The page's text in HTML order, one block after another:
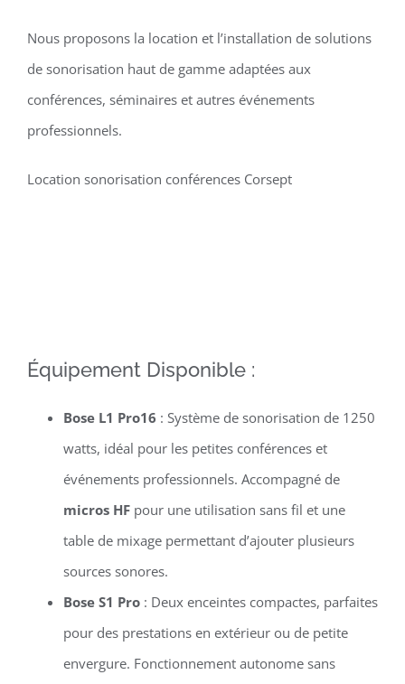
Nous proposons la location et l’installation de solutions
de sonorisation haut de gamme adaptées aux
conférences, séminaires et autres événements
professionnels.
Location sonorisation conférences Corsept
Équipement Disponible :
Bose L1 Pro16 : Système de sonorisation de 1250
watts, idéal pour les petites conférences et
événements professionnels. Accompagné de
micros HFpour une utilisation sans fil et une
table de mixage permettant d’ajouter plusieurs
sources sonores.
Bose S1 Pro: Deux enceintes compactes, parfaites
pour des prestations en extérieur ou de petite
envergure. Fonctionnement autonome sans